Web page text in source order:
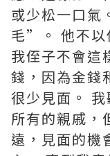
或少松一口
毛”。 他不以
我侄子不會這
錢，因為金錢
很少見面。
所有的親戚，
遠，見面的機